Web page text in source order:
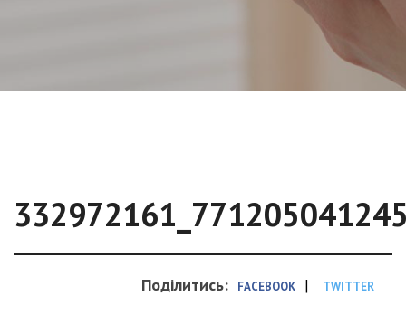
Поділитись: FACEBOOK | TWITTER